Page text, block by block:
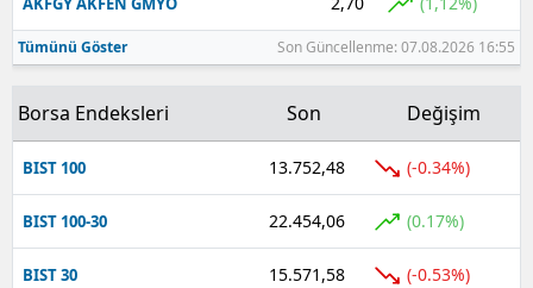
Osmaniye
Tümünü Göster Son Güncellenme: 07.08.2026 16:55
Borsa Endeksleri Son Değişim
BIST 100 13.752,48 (-0.34%)
BIST 100-30 22.454,06 (0.17%)
BIST 30 15.571,58 (-0.53%)